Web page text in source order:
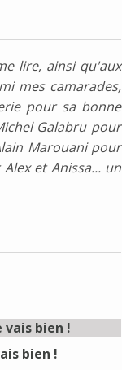
lire, ainsi qu'aux
mes camarades,
pour sa bonne
Galabru pour
Marouani pour
et Anissa... un
bien !